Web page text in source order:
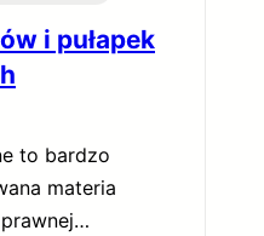
i pułapek
to bardzo
materia